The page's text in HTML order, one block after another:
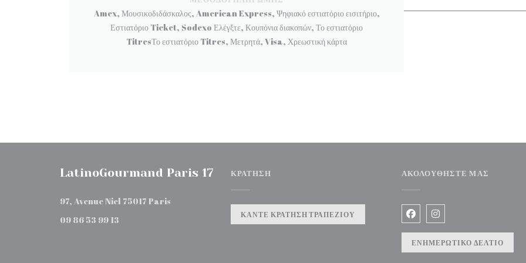
Amex, Μουσικοδιδάσκαλος, American Express, Ψηφιακό εστιατόριο εισιτήριο,
Εστιατόριο Ticket, Sodexo Ελέγξτε, Κουπόνια διακοπών, Το εστιατόριο
TitresΤο εστιατόριο Titres, Μετρητά, Visa, Χρεωστική κάρτα
LatinoGourmand Paris 17
97, Avenue Niel 75017 Paris
09 86 53 99 13
ΚΡΆΤΗΣΗ
ΚΆΝΤΕ ΚΡΆΤΗΣΗ ΤΡΑΠΕΖΙΟΎ
ΑΚΟΛΟΥΘΉΣΤΕ ΜΑΣ
Facebook ((ανοίγει σε νέο
Instagram ((ανοίγει
ΕΝΗΜΕΡΩΤΙΚΌ ΔΕΛΤΊΟ